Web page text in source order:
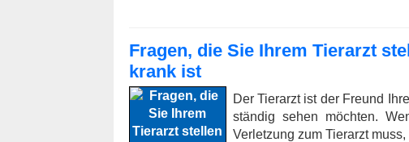
Fragen, die Sie Ihrem Tierarzt
krank ist
Der Tierarzt ist der Freund
ständig sehen möchten.
Verletzung zum Tierarzt